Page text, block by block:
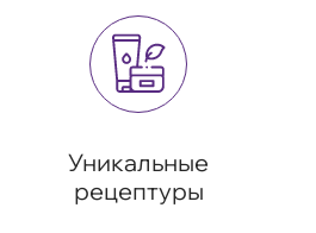
Уникальные
рецептуры